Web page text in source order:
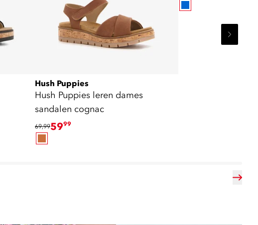
Hush Puppies
Hush Puppies leren dames
sandalen cognac
69,995999